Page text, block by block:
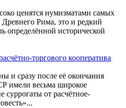
ценятся нумизматами самых
Рима, это и редкий
определённой исторической
и сразу после её окончания
имели весьма широкое
суррогаты от расчётное-